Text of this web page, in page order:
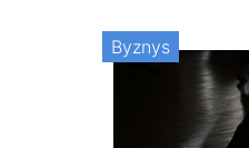
Byznys